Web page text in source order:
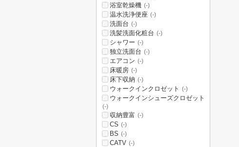
浴室乾燥機 (-)
温水洗浄便座 (-)
洗面台 (-)
洗髪洗面化粧台 (-)
シャワー (-)
独立洗面台 (-)
エアコン (-)
床暖房 (-)
床下収納 (-)
ウォークインクロゼット (-)
ウォークインシューズクロゼット
(-)
収納豊富 (-)
CS (-)
BS (-)
CATV (-)